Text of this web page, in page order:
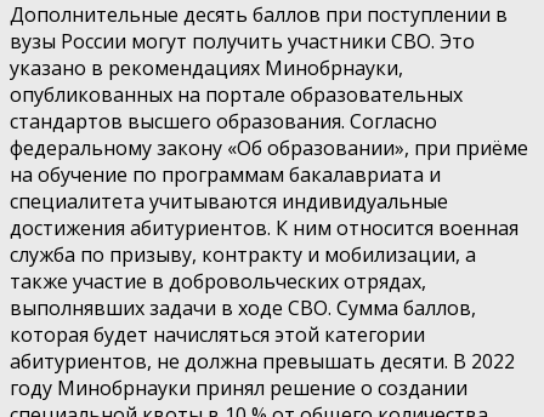
Дополнительные десять баллов при поступлении в
вузы России могут получить участники СВО. Это
указано в рекомендациях Минобрнауки,
опубликованных на портале образовательных
стандартов высшего образования. Согласно
федеральному закону «Об образовании», при приёме
на обучение по программам бакалавриата и
специалитета учитываются индивидуальные
достижения абитуриентов. К ним относится военная
служба по призыву, контракту и мобилизации, а
также участие в добровольческих отрядах,
выполнявших задачи в ходе СВО. Сумма баллов,
которая будет начисляться этой категории
абитуриентов, не должна превышать десяти. В 2022
году Минобрнауки принял решение о создании